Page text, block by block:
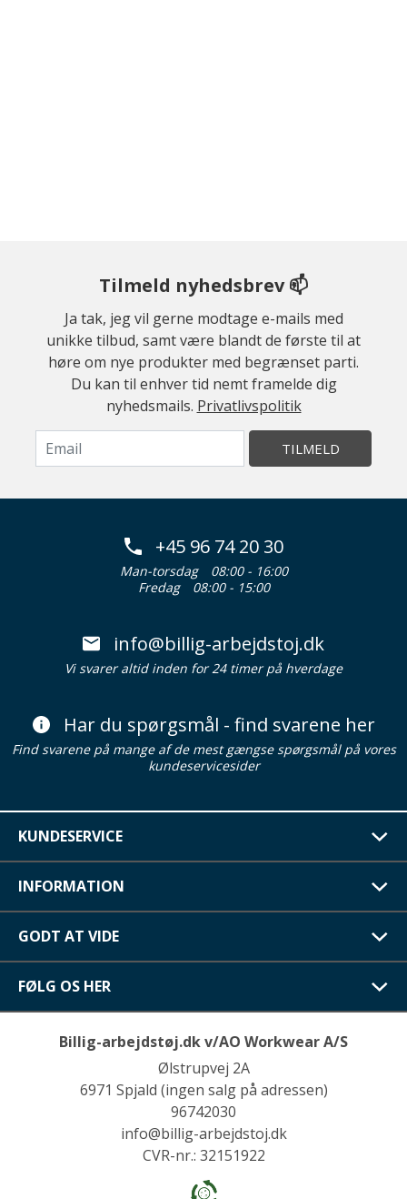
Tilmeld nyhedsbrev 📫
Ja tak, jeg vil gerne modtage e-mails med
unikke tilbud, samt være blandt de første til at
høre om nye produkter med begrænset parti.
Du kan til enhver tid nemt framelde dig
nyhedsmails. Privatlivspolitik
TILMELD
+45 96 74 20 30
Man-torsdag
08:00 - 16:00
Fredag
08:00 - 15:00
info@billig-arbejdstoj.dk
Vi svarer altid inden for 24 timer på hverdage
Har du spørgsmål - find svarene her
Find svarene på mange af de mest gængse spørgsmål på vores
kundeservicesider
KUNDESERVICE
INFORMATION
GODT AT VIDE
FØLG OS HER
Billig-arbejdstøj.dk v/AO Workwear A/S
Ølstrupvej 2A
6971 Spjald (ingen salg på adressen)
96742030
info@billig-arbejdstoj.dk
CVR-nr.: 32151922